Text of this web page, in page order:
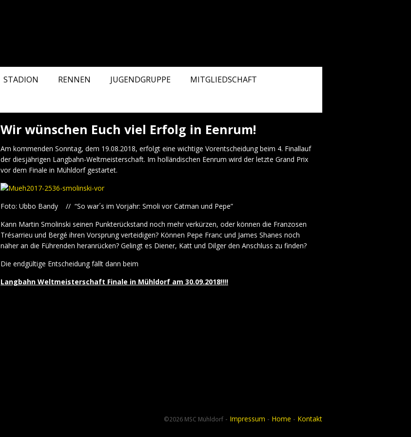
STADION RENNEN JUGENDGRUPPE MITGLIEDSCHAFT
Wir wünschen Euch viel Erfolg in Eenrum!
Am kommenden Sonntag, dem 19.08.2018, erfolgt eine wichtige Vorentscheidung beim 4. Finallauf
der diesjährigen Langbahn-Weltmeisterschaft. Im holländischen Eenrum wird der letzte Grand Prix
vor dem Finale in Mühldorf gestartet.
Foto: Ubbo Bandy // “So war´s im Vorjahr: Smoli vor Catman und Pepe”
Kann Martin Smolinski seinen Punkterückstand noch mehr verkürzen, oder können die Franzosen
Trésarrieu und Bergé ihren Vorsprung verteidigen? Können Pepe Franc und James Shanes noch
näher an die Führenden heranrücken? Gelingt es Diener, Katt und Dilger den Anschluss zu finden?
Die endgültige Entscheidung fällt dann beim
Langbahn Weltmeisterschaft Finale in Mühldorf am 30.09.2018!!!!
©2026 MSC Mühldorf - Impressum - Home - Kontakt